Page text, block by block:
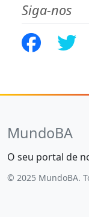
Siga-nos
MundoBA
O seu portal de
© 2025 MundoBA.